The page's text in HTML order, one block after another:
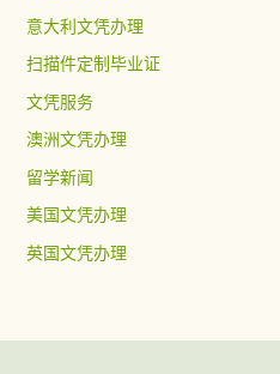
意大利文凭办理
扫描件定制毕业证
文凭服务
澳洲文凭办理
留学新闻
美国文凭办理
英国文凭办理